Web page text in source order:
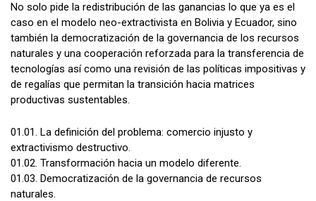
No solo pide la redistribución de las ganancias lo que ya es el
caso en el modelo neo-extractivista en Bolivia y Ecuador, sino
también la democratización de la governancia de los recursos
naturales y una cooperación reforzada para la transferencia de
tecnologías así como una revisión de las políticas impositivas y
de regalías que permitan la transición hacia matrices
productivas sustentables.
01.01. La definición del problema: comercio injusto y
extractivismo destructivo.
01.02. Transformación hacia un modelo diferente.
01.03. Democratización de la governancia de recursos
naturales.